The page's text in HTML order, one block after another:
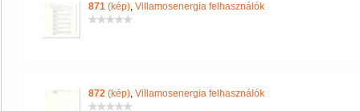
871 (kép), Villamosenergia felhasználók
872 (kép), Villamosenergia felhasználók